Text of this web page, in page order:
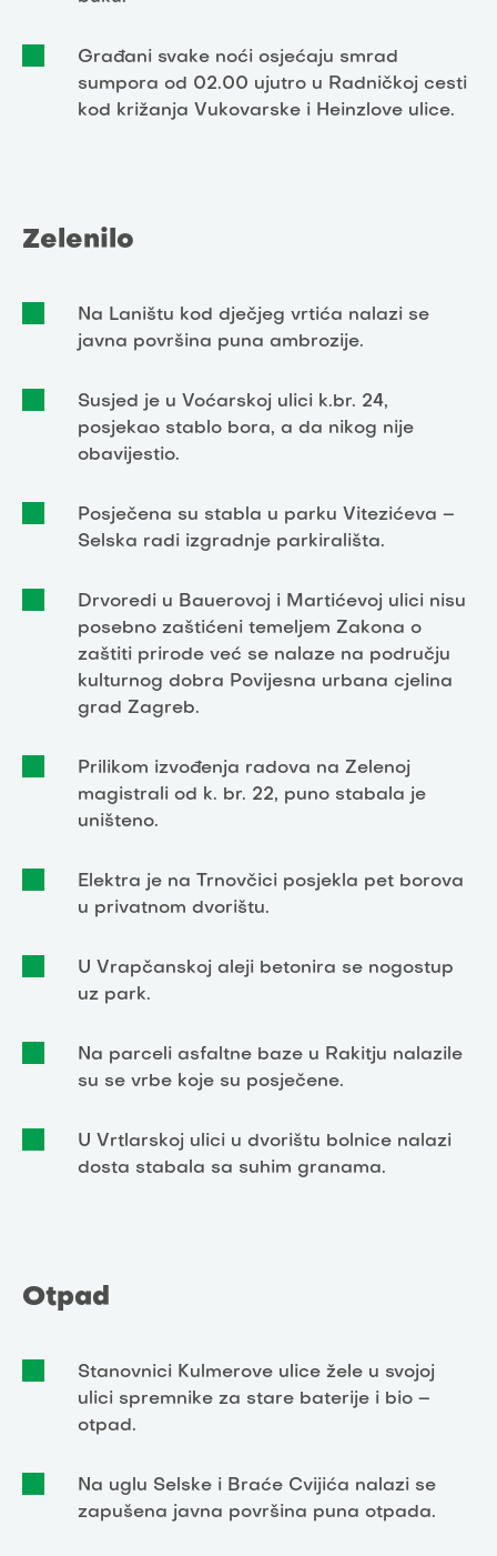
Građani svake noći osjećaju smrad
sumpora od 02.00 ujutro u Radničkoj cesti
kod križanja Vukovarske i Heinzlove ulice.
Zelenilo
Na Laništu kod dječjeg vrtića nalazi se
javna površina puna ambrozije.
Susjed je u Voćarskoj ulici k.br. 24,
posjekao stablo bora, a da nikog nije
obavijestio.
Posječena su stabla u parku Vitezićeva –
Selska radi izgradnje parkirališta.
Drvoredi u Bauerovoj i Martićevoj ulici nisu
posebno zaštićeni temeljem Zakona o
zaštiti prirode već se nalaze na području
kulturnog dobra Povijesna urbana cjelina
grad Zagreb.
Prilikom izvođenja radova na Zelenoj
magistrali od k. br. 22, puno stabala je
uništeno.
Elektra je na Trnovčici posjekla pet borova
u privatnom dvorištu.
U Vrapčanskoj aleji betonira se nogostup
uz park.
Na parceli asfaltne baze u Rakitju nalazile
su se vrbe koje su posječene.
U Vrtlarskoj ulici u dvorištu bolnice nalazi
dosta stabala sa suhim granama.
Otpad
Stanovnici Kulmerove ulice žele u svojoj
ulici spremnike za stare baterije i bio –
otpad.
Na uglu Selske i Braće Cvijića nalazi se
zapušena javna površina puna otpada.